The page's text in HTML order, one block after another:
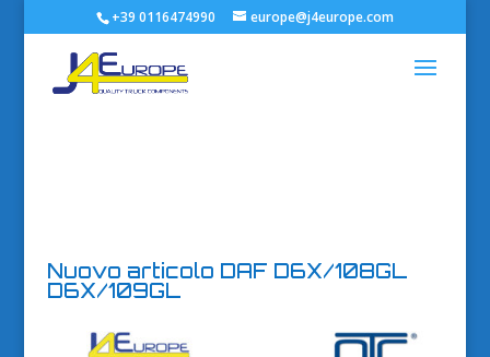
+39 0116474990 europe@j4europe.com
Nuovo articolo DAF D6X/108GL
D6X/109GL